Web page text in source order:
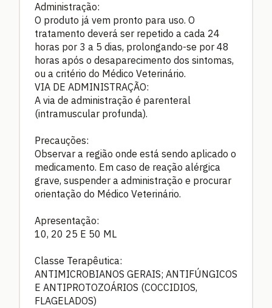
Administração:
O produto já vem pronto para uso. O
tratamento deverá ser repetido a cada 24
horas por 3 a 5 dias, prolongando-se por 48
horas após o desaparecimento dos sintomas,
ou a critério do Médico Veterinário.
VIA DE ADMINISTRAÇÃO:
A via de administração é parenteral
(intramuscular profunda).
Precauções:
Observar a região onde está sendo aplicado o
medicamento. Em caso de reação alérgica
grave, suspender a administração e procurar
orientação do Médico Veterinário.
Apresentação:
10, 20 25 E 50 ML
Classe Terapêutica:
ANTIMICROBIANOS GERAIS; ANTIFÚNGICOS
E ANTIPROTOZOÁRIOS (COCCIDIOS,
FLAGELADOS)